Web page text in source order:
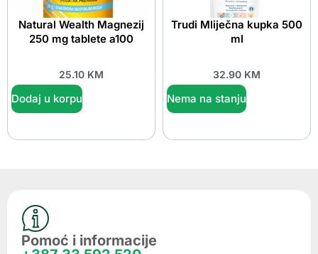
Natural Wealth Magnezij
250 mg tablete a100
25.10 KM
Dodaj u korpu
Trudi Mliječna kupka 500
ml
32.90 KM
Nema na stanju
Pomoć i informacije